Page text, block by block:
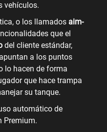
vehículos.
o los llamados aim-
que el
del cliente estándar,
a los puntos
lo hacen de forma
que hace trampa
su tanque.
automático de
Premium.